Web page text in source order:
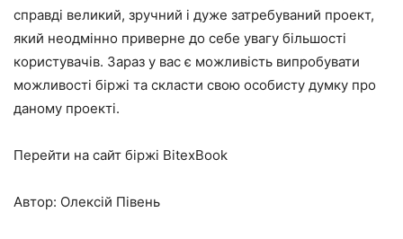
справді великий, зручний і дуже затребуваний проект,
який неодмінно приверне до себе увагу більшості
користувачів. Зараз у вас є можливість випробувати
можливості біржі та скласти свою особисту думку про
даному проекті.
Перейти на сайт біржі BitexBook
Автор: Олексій Півень